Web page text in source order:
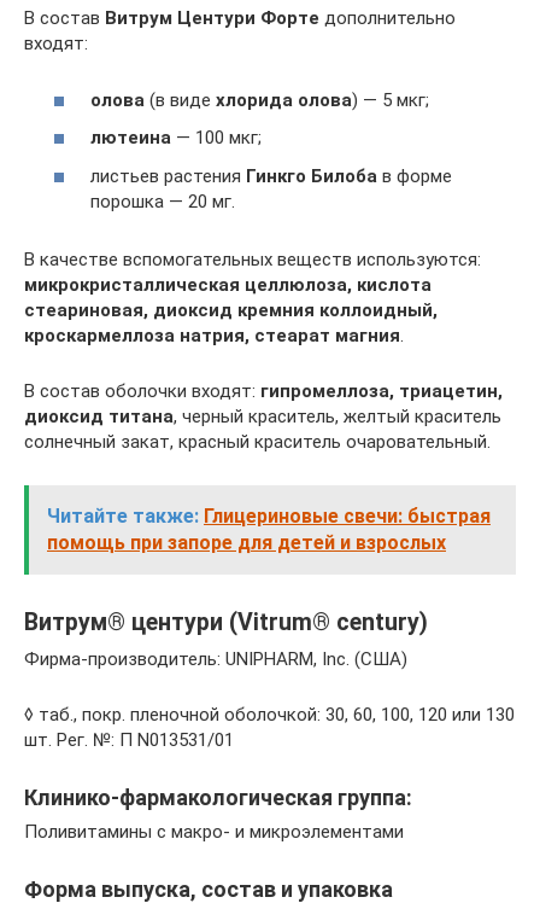
В состав Витрум Центури Форте дополнительно
входят:
олова (в виде хлорида олова) — 5 мкг;
лютеина — 100 мкг;
листьев растения Гинкго Билоба в форме
порошка — 20 мг.
В качестве вспомогательных веществ используются:
микрокристаллическая целлюлоза, кислота
стеариновая, диоксид кремния коллоидный,
кроскармеллоза натрия, стеарат магния
В состав оболочки входят: гипромеллоза, триацетин,
диоксид титана, черный краситель, желтый краситель
солнечный закат, красный краситель очаровательный.
Читайте также: Глицериновые свечи: быстрая
помощь при запоре для детей и взрослых
Витрум® центури (Vitrum® century)
Фирма-производитель: UNIPHARM, Inc. (США)
◊ таб., покр. пленочной оболочкой: 30, 60, 100, 120 или 130
шт. Рег. №: П N013531/01
Клинико-фармакологическая группа:
Поливитамины с макро- и микроэлементами
Форма выпуска, состав и упаковка